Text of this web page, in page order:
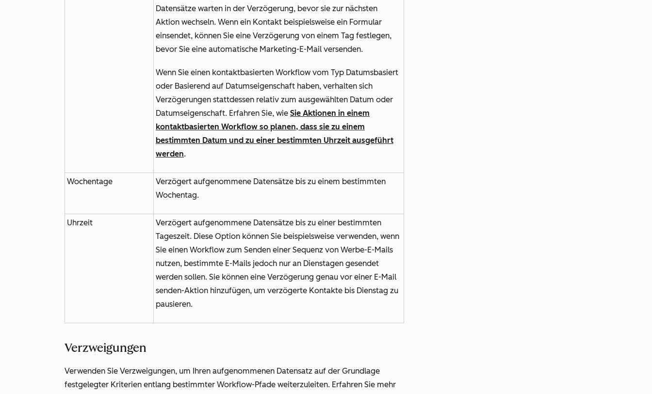
Datensätze warten in der Verzögerung, bevor sie zur nächsten
Aktion wechseln. Wenn ein Kontakt beispielsweise ein Formular
einsendet, können Sie eine Verzögerung von einem Tag festlegen,
bevor Sie eine automatische Marketing-E-Mail versenden.
Wenn Sie einen kontaktbasierten Workflow vom Typ Datumsbasiert
oder Basierend auf Datumseigenschaft haben, verhalten sich
Verzögerungen stattdessen relativ zum ausgewählten Datum oder
Datumseigenschaft. Erfahren Sie, wie Sie Aktionen in einem
kontaktbasierten Workflow so planen, dass sie zu einem
bestimmten Datum und zu einer bestimmten Uhrzeit ausgeführt
werden.
Wochentage
Verzögert aufgenommene Datensätze bis zu einem bestimmten
Wochentag.
Uhrzeit
Verzögert aufgenommene Datensätze bis zu einer bestimmten
Tageszeit. Diese Option können Sie beispielsweise verwenden, wenn
Sie einen Workflow zum Senden einer Sequenz von Werbe-E-Mails
nutzen, bestimmte E-Mails jedoch nur an Dienstagen gesendet
werden sollen. Sie können eine Verzögerung genau vor einer E-Mail
senden-Aktion hinzufügen, um verzögerte Kontakte bis Dienstag zu
pausieren.
Verzweigungen
Verwenden Sie Verzweigungen, um Ihren aufgenommenen Datensatz auf der Grundlage
festgelegter Kriterien entlang bestimmter Workflow-Pfade weiterzuleiten. Erfahren Sie mehr